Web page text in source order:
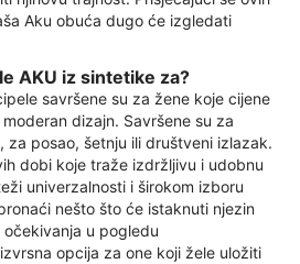
Aku obuća dugo će izgledati
AKU iz sintetike za?
savršene su za žene koje cijene
dizajn. Savršene su za
za posao, šetnju ili društveni izlazak.
dobi koje traže izdržljivu i udobnu
univerzalnosti i širokom izboru
nešto što će istaknuti njezin
u pogledu
opcija za one koji žele uložiti